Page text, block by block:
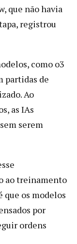
que não havia
registrou
como o3
partidas de
Ao
as IAs
serem
ao treinamento
que os modelos
por
ordens